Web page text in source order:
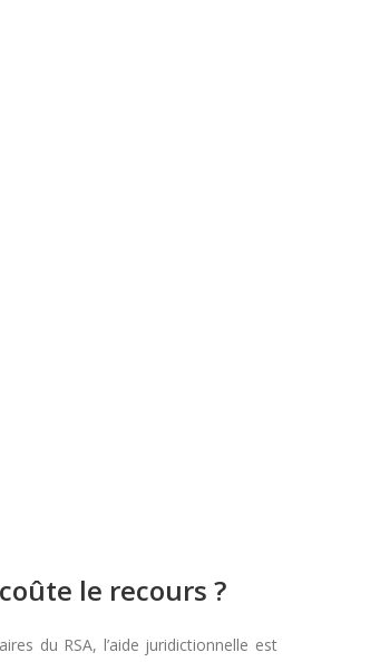
le recours ?
du RSA, l’aide juridictionnelle est